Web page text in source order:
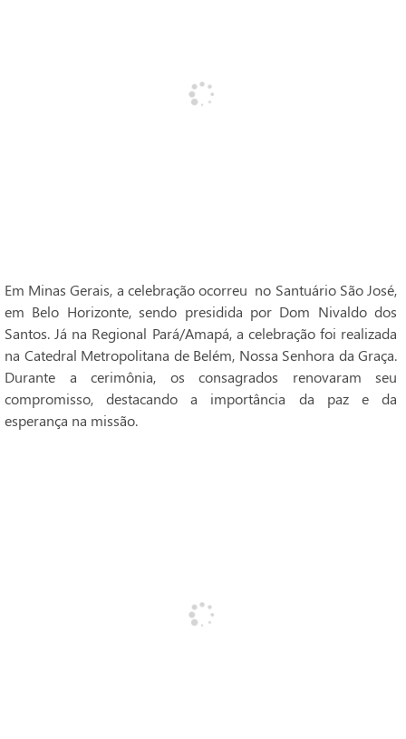
Em Minas Gerais, a celebração ocorreu no Santuário São José,
em Belo Horizonte, sendo presidida por Dom Nivaldo dos
Santos. Já na Regional Pará/Amapá, a celebração foi realizada
na Catedral Metropolitana de Belém, Nossa Senhora da Graça.
Durante a cerimônia, os consagrados renovaram seu
compromisso, destacando a importância da paz e da
esperança na missão.